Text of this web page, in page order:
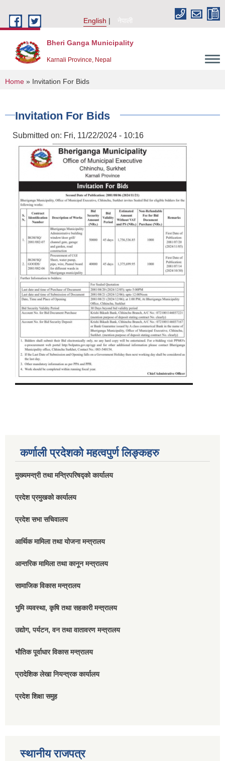
English
नेपाली
Bheri Ganga Municipality
Karnali Province, Nepal
You are here
Home » Invitation For Bids
Invitation For Bids
Submitted on: Fri, 11/22/2024 - 10:16
कर्णाली प्रदेशको महत्वपुर्ण लिङ्कहरु
मुख्यमन्त्री तथा मन्त्रिपरिषद्को कार्यालय
प्रदेश प्रमुखको कार्यालय
प्रदेश सभा सचिवालय
आर्थिक मामिला तथा योजना मन्त्रालय
आन्तरिक मामिला तथा कानून मन्त्रालय
सामाजिक विकास मन्त्रालय
भुमि व्यवस्था, कृषि तथा सहकारी मन्त्रालय
उद्योग, पर्यटन, वन तथा वातावरण मन्त्रालय
भौतिक पूर्वाधार विकास मन्त्रालय
प्रादेशिक लेखा नियन्त्रक कार्यालय
प्रदेश शिक्षा समुह
स्थानीय राजपत्र